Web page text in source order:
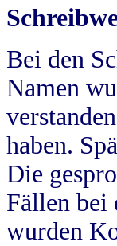
Bei den
Namen
haben.
Die
Fällen bei
wurden